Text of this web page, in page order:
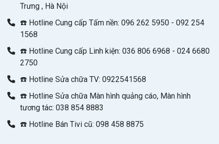
Trưng , Hà Nội
☎️ Hotline Cung cấp Tấm nền: 096 262 5950 - 092 254
1568
☎️ Hotline Cung cấp Linh kiện: 036 806 6968 - 024 6680
2750
☎️ Hotline Sửa chữa TV: 0922541568
☎️ Hotline Sửa chữa Màn hình quảng cáo, Màn hình
tương tác: 038 854 8883
☎️ Hotline Bán Tivi cũ: 098 458 8875